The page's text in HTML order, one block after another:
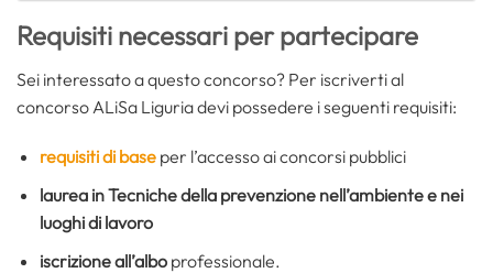
Requisiti necessari per partecipare
Sei interessato a questo concorso? Per iscriverti al
concorso ALiSa Liguria devi possedere i seguenti requisiti:
requisiti di baseper l’accesso ai concorsi pubblici
laurea in Tecniche della prevenzione nell’ambiente e nei
luoghi di lavoro
iscrizione all’albo professionale.